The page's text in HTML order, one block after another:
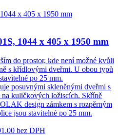
1044 x 405 x 1950 mm
do prostor, kde není možné kvůli
s křídlovými dveřmi. U obou typů
po 25 mm.
posuvnými skleněnými dveřmi s
na kuličkových ložiscích. Skříně
design zámkem s rozpěrným
jsou stavitelné po 25 mm.
bez DPH